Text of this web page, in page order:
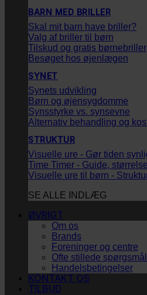
BARN MED BRILLER
Skal mit barn have briller?
Valg af briller til børn
Tilskud og gratis børnebriller
Besøget hos øjenlægen
SYNET
Synets udvikling
Børn og øjensygdomme
Synsstyrke vs. synsevne
Alternativ behandling og
STRUKTUR
Visuelle ure - Gør tiden
Time Timer - Guide,
Visuelle ure til børn -
SE ALLE INDLÆG
ØVRIGT
Om os
Brands
Foreninger og centre
Ofte stillede spørgsmål
Handelsbetingelser
KONTAKT OS
TILBUD